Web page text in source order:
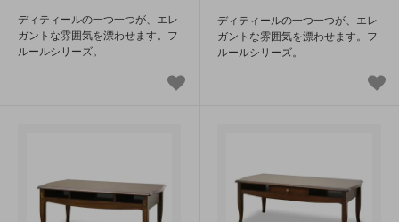
ディティールの一つ一つが、エレ
ガントな雰囲気を漂わせます。フ
ルールシリーズ。
ディティールの一つ一つが、エレ
ガントな雰囲気を漂わせます。フ
ルールシリーズ。